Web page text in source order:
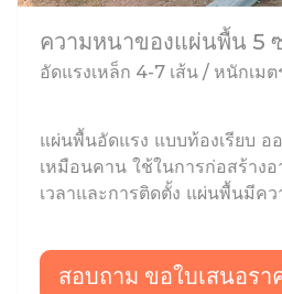
ความหนาของแผ่นพื้น 5
อัดแรงเหล็ก 4-7 เส้น / หนักเม
แผ่นพื้นอัดแรง แบบท้องเรียบ
เหมือนคาน ใช้ในการก่อสร้าง
เวลาและการติดตั้ง แผ่นพื้นมีคว
สอบถาม ขอใบเสนอรา